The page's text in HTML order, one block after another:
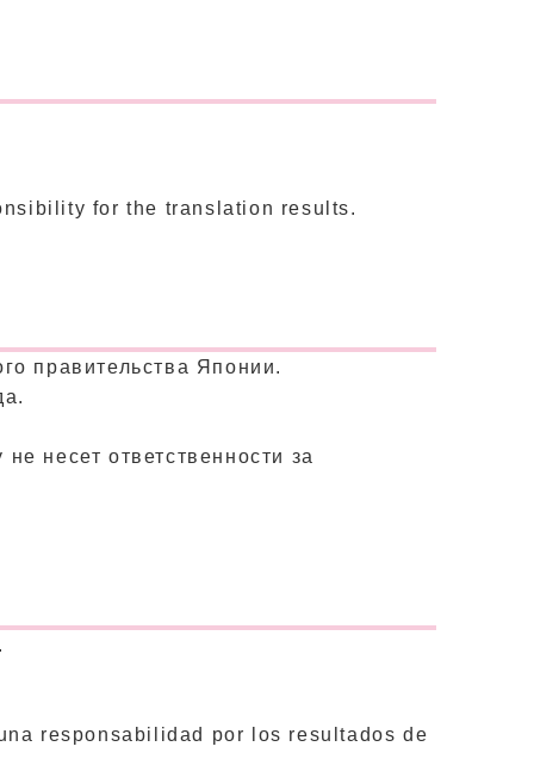
for the translation results.
правительства Японии.
несет ответственности за
responsabilidad por los resultados de